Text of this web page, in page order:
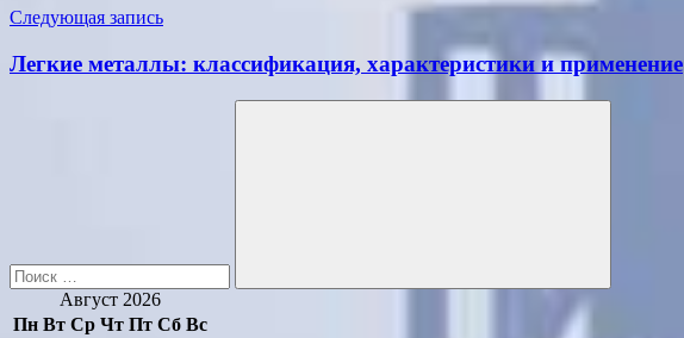
Следующая запись
Легкие металлы: классификация, характеристики и применение
Поиск
Август 2026
Пн Вт Ср Чт Пт Сб Вс